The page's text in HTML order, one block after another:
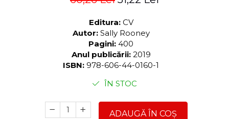
Editura: CV
Autor: Sally Rooney
Pagini: 400
Anul publicării: 2019
ISBN: 978-606-44-0160-1
ÎN STOC
ADAUGĂ ÎN COȘ